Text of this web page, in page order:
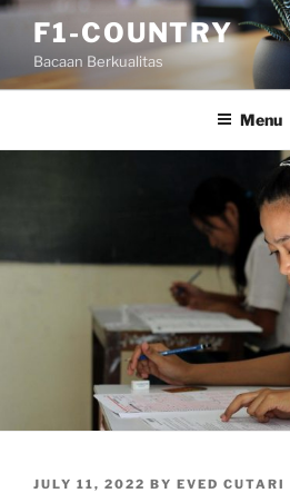
Skip
content
F1-COUNTRY
Bacaan Berkualitas
Menu
POSTED
JULY 11, 2022 BY EVED CUTARI